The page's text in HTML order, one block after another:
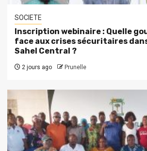
SOCIETE
Inscription webinaire : Quelle
face aux crises sécuritaires
Sahel Central ?
2 jours ago Prunelle